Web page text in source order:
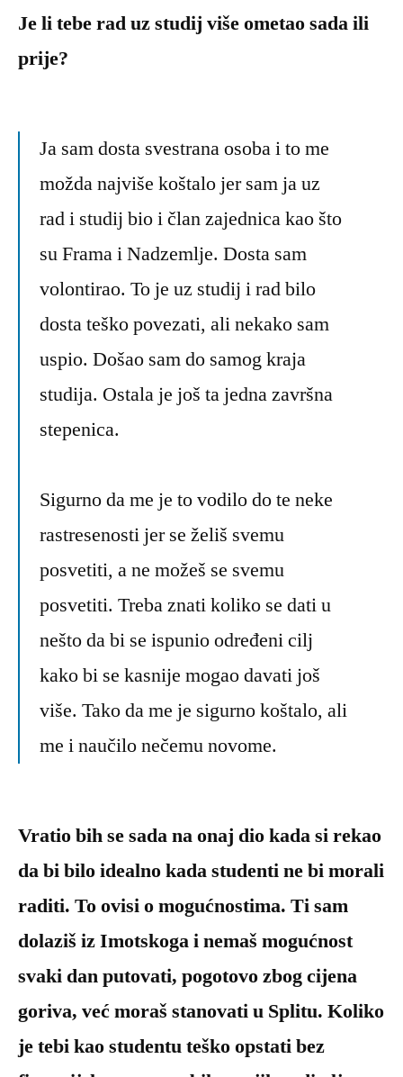
Je li tebe rad uz studij više ometao sada ili
prije?
Ja sam dosta svestrana osoba i to me
možda najviše koštalo jer sam ja uz
rad i studij bio i član zajednica kao što
su Frama i Nadzemlje. Dosta sam
volontirao. To je uz studij i rad bilo
dosta teško povezati, ali nekako sam
uspio. Došao sam do samog kraja
studija. Ostala je još ta jedna završna
stepenica.
Sigurno da me je to vodilo do te neke
rastresenosti jer se želiš svemu
posvetiti, a ne možeš se svemu
posvetiti. Treba znati koliko se dati u
nešto da bi se ispunio određeni cilj
kako bi se kasnije mogao davati još
više. Tako da me je sigurno koštalo, ali
me i naučilo nečemu novome.
Vratio bih se sada na onaj dio kada si rekao
da bi bilo idealno kada studenti ne bi morali
raditi. To ovisi o mogućnostima. Ti sam
dolaziš iz Imotskoga i nemaš mogućnost
svaki dan putovati, pogotovo zbog cijena
goriva, već moraš stanovati u Splitu. Koliko
je tebi kao studentu teško opstati bez